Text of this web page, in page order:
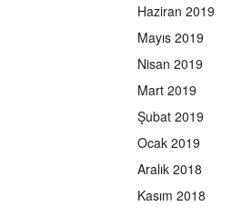
Haziran 2019
Mayıs 2019
Nisan 2019
Mart 2019
Şubat 2019
Ocak 2019
Aralık 2018
Kasım 2018